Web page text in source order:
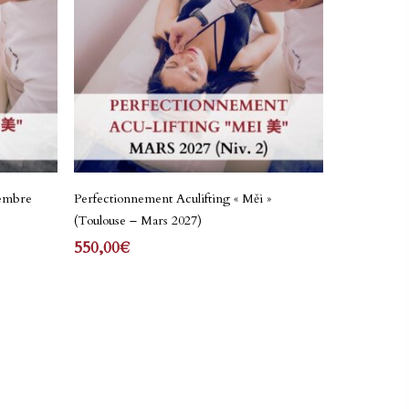
Lire La Suite
Perfectionnement Aculifting « Měi »
(Toulouse – Mars 2027)
550,00€